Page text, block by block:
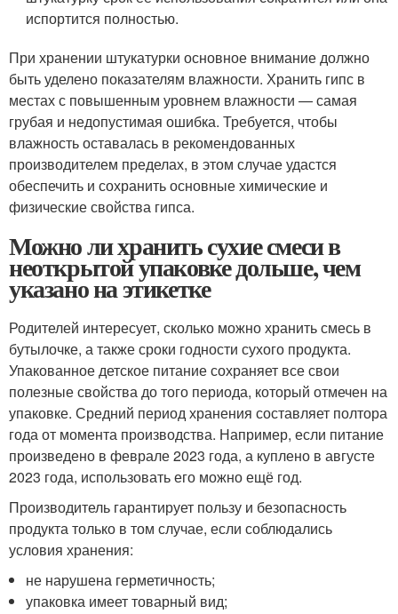
испортится полностью.
При хранении штукатурки основное внимание должно
быть уделено показателям влажности. Хранить гипс в
местах с повышенным уровнем влажности — самая
грубая и недопустимая ошибка. Требуется, чтобы
влажность оставалась в рекомендованных
производителем пределах, в этом случае удастся
обеспечить и сохранить основные химические и
физические свойства гипса.
Можно ли хранить сухие смеси в
неоткрытой упаковке дольше, чем
указано на этикетке
Родителей интересует, сколько можно хранить смесь в
бутылочке, а также сроки годности сухого продукта.
Упакованное детское питание сохраняет все свои
полезные свойства до того периода, который отмечен на
упаковке. Средний период хранения составляет полтора
года от момента производства. Например, если питание
произведено в феврале 2023 года, а куплено в августе
2023 года, использовать его можно ещё год.
Производитель гарантирует пользу и безопасность
продукта только в том случае, если соблюдались
условия хранения:
не нарушена герметичность;
упаковка имеет товарный вид;